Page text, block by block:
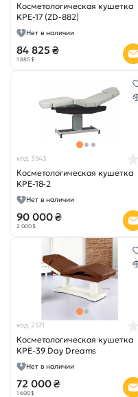
Косметологическая кушетка
KPE-17 (ZD-882)
Нет в наличии
84 825 ₴
1 885 $
код 3543
Косметологическая кушетка
KPE-18-2
Нет в наличии
90 000 ₴
2 000 $
код 2571
Косметологическая кушетка
KPE-39 Day Dreams
Нет в наличии
72 000 ₴
1 600 $